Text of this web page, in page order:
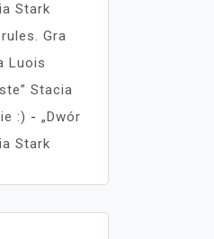
Stark
Gra
Luois
Stacia
:) - „Dwór
Stark